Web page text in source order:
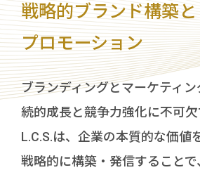
個人事業主・
起業家向けサイト
竹内
戦略的ブランド構築と
プロモーション
ブランディングとマーケティ
続的成長と競争力強化に不可欠
L.C.S.は、企業の本質的な価値
戦略的に構築・発信すること